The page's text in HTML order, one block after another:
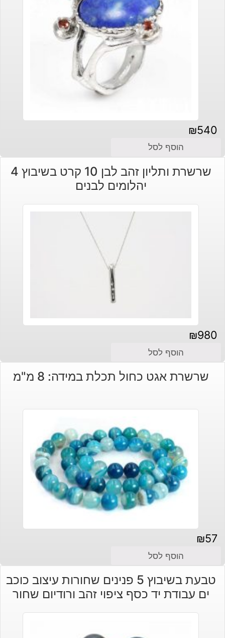
₪540
הוסף לסל
שרשרת ותליון זהב לבן 10 קרט בשיבוץ 4
יהלומים לבנים
₪980
הוסף לסל
שרשרת אגט כחול תכלת במידה: 8 מ"מ
₪57
הוסף לסל
טבעת בשיבוץ 5 פנינים שחורות עיצוב כוכב
ים עבודת יד כסף ציפוי זהב ורודיום שחור